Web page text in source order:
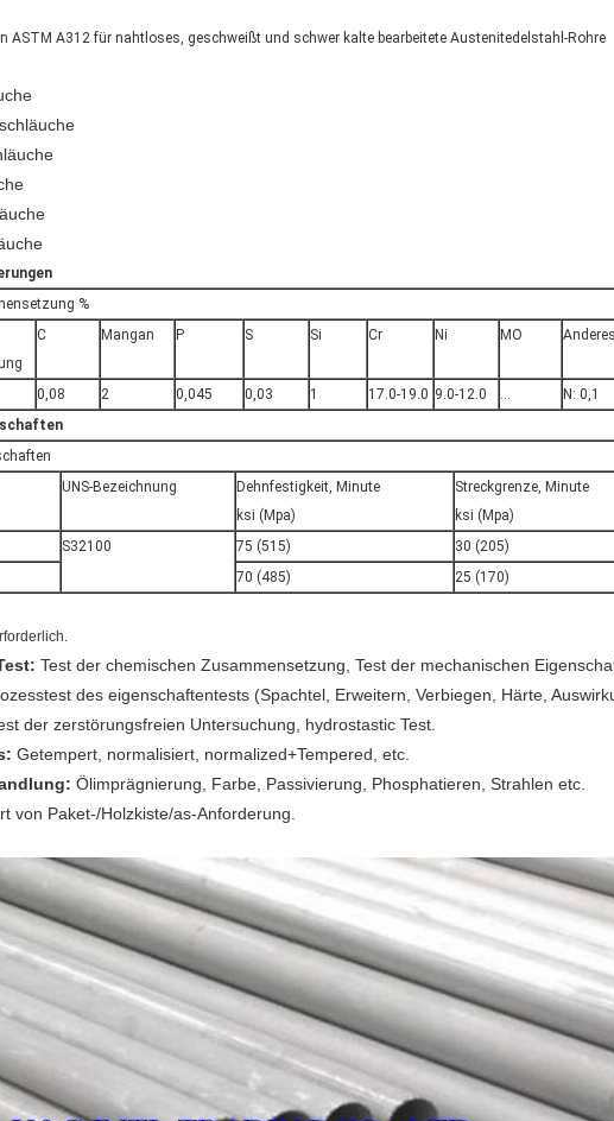
ASTM A312 für nahtloses, geschweißt und schwer kalte bearbeitete Austenitedelstahl-Rohre
%
C Mangan P S Si Cr Ni MO Anderes
0,08 2 0,045 0,03 1 17.0-19.0 9.0-12.0 …
N: 0,1
UNS-Bezeichnung
Dehnfestigkeit, Minute
ksi (Mpa)
Streckgrenze, Minute
ksi (Mpa)
S32100 75 (515)
30 (205)
70 (485) 25 (170)
Test der chemischen Zusammensetzung, Test der mechanischen
des eigenschaftentests (Spachtel, Erweitern, Verbiegen, Härte,
der zerstörungsfreien Untersuchung, hydrostastic Test.
Getempert, normalisiert, normalized+Tempered, etc.
Ölimprägnierung, Farbe, Passivierung, Phosphatieren, Strahlen etc.
von Paket-/Holzkiste/as-Anforderung.